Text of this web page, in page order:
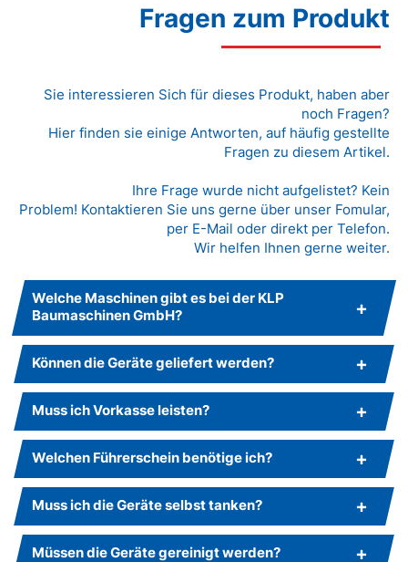
Fragen zum Produkt
Sie interessieren Sich für dieses Produkt, haben aber
noch Fragen?
Hier finden sie einige Antworten, auf häufig gestellte
Fragen zu diesem Artikel.
Ihre Frage wurde nicht aufgelistet? Kein
Problem! Kontaktieren Sie uns gerne über unser Fomular,
per E-Mail oder direkt per Telefon.
Wir helfen Ihnen gerne weiter.
Welche Maschinen gibt es bei der KLP
Baumaschinen GmbH?
Können die Geräte geliefert werden?
Muss ich Vorkasse leisten?
Welchen Führerschein benötige ich?
Muss ich die Geräte selbst tanken?
Müssen die Geräte gereinigt werden?